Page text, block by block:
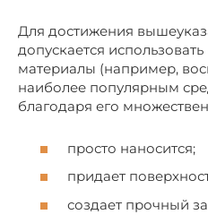
Для достижения
допускается
материалы (например,
наиболее популярным
благодаря его
просто наносится;
придает
создает прочный